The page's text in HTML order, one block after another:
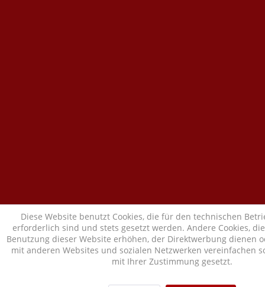
Diese Website benutzt Cookies, die für den technischen
erforderlich sind und stets gesetzt werden. Andere Cookies,
Benutzung dieser Website erhöhen, der Direktwerbung dienen
mit anderen Websites und sozialen Netzwerken vereinfachen
mit Ihrer Zustimmung gesetzt.